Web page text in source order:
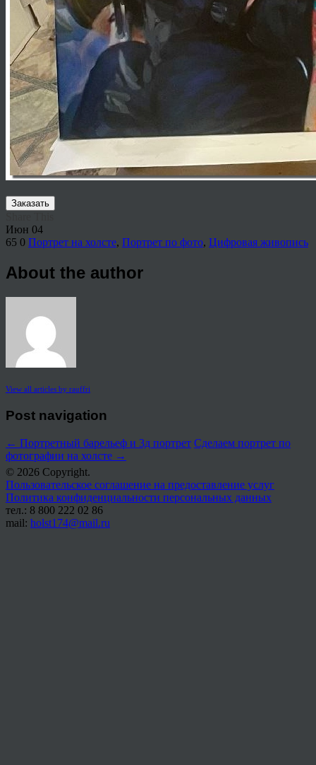
Заказать
Июн 04
65 0 Портрет на холсте, Портрет по фото, Цифровая живопись
About the author
View all articles by rauffri
Post navigation
← Портретный барельеф и 3д портрет Сделаем портрет по
фотографии на холсте →
© 2026 Copyright.
Пользовательское соглашение на предоставление услуг
Политика конфиденциальности персональных данных
тел.: 8 800 222 02 86
mail: holst174@mail.ru